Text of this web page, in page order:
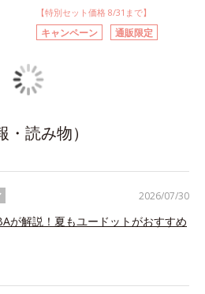
【特別セット価格 8/31まで】
キャンペーン 通販限定
読み物）
が解説！夏もユードットがおすすめ
2026/07/30